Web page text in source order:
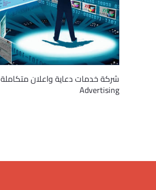
شركة خدمات دعاية واعلان متكاملة
Advertising